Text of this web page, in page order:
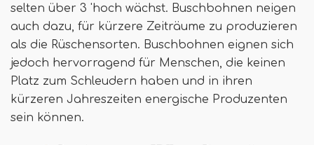
selten über 3 'hoch wächst. Buschbohnen neigen
auch dazu, für kürzere Zeiträume zu produzieren
als die Rüschensorten. Buschbohnen eignen sich
jedoch hervorragend für Menschen, die keinen
Platz zum Schleudern haben und in ihren
kürzeren Jahreszeiten energische Produzenten
sein können.